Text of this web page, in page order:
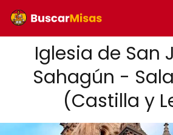
Iglesia de San
Sahagún -
(Castilla y